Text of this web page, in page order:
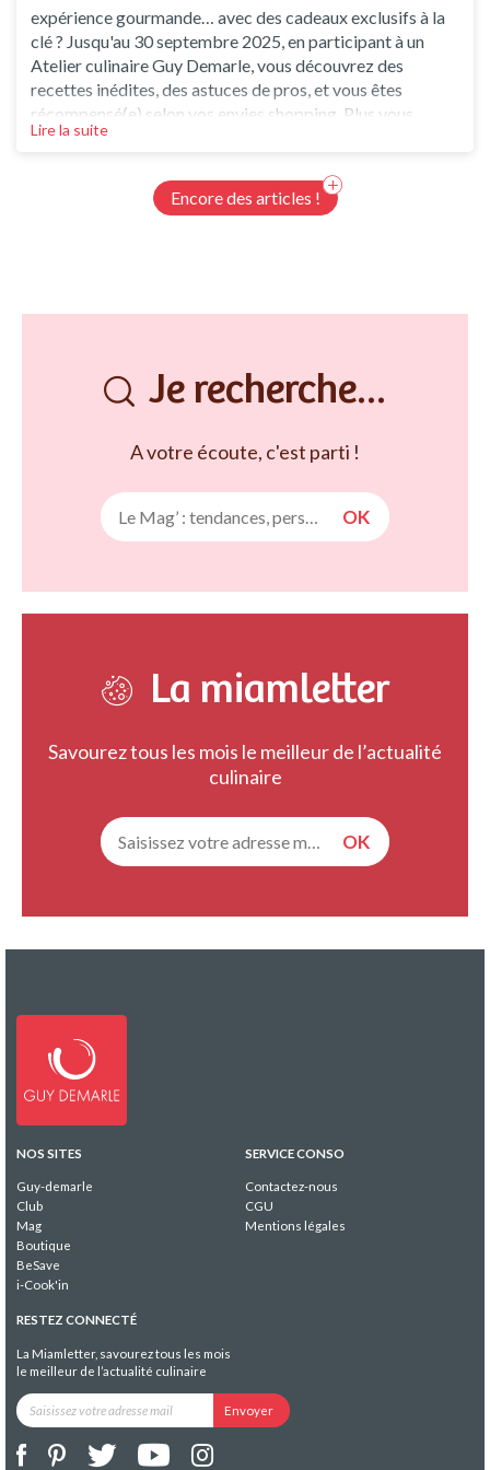
expérience gourmande… avec des cadeaux exclusifs à la
clé ? Jusqu'au 30 septembre 2025, en participant à un
Atelier culinaire Guy Demarle, vous découvrez des
recettes inédites, des astuces de pros, et vous êtes
récompensé(e) selon vos envies shopping. Plus vous
craquez, plus vous gagnez ! Préparez-vous à vivre un mois
de l’atelier, vous passez commande selon vos besoin
Lire la suite
Encore des articles !
Je recherche...
A votre écoute, c'est parti !
La miamletter
Savourez tous les mois le meilleur de l’actualité
culinaire
NOS SITES
Guy-demarle
Club
Mag
Boutique
BeSave
i-Cook'in
SERVICE CONSO
Contactez-nous
CGU
Mentions légales
RESTEZ CONNECTÉ
La Miamletter, savourez tous les mois
le meilleur de l’actualité culinaire